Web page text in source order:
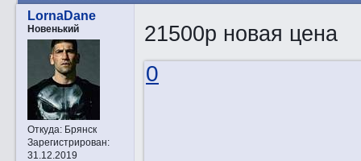
LornaDane
Новенький
Откуда:Брянск
Зарегистрирован:
31.12.2019
21500р новая цена
0